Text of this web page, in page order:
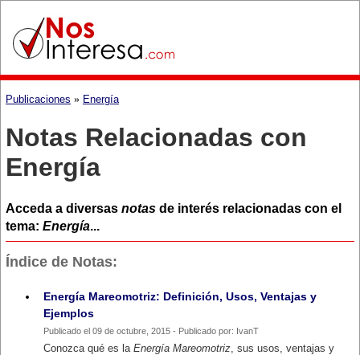
Publicaciones » Energía
Notas Relacionadas con
Energía
Acceda a diversas notas de interés relacionadas con el
tema: Energía...
Índice de Notas:
Energía Mareomotriz: Definición, Usos, Ventajas y
Ejemplos
Publicado el 09 de octubre, 2015 - Publicado por: IvanT
Conozca qué es la Energía Mareomotriz , sus usos, ventajas y